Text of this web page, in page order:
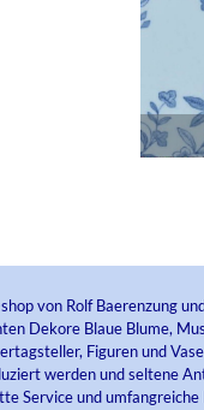
von Rolf Baerenzung
Dekore Blaue Blume,
Figuren und
werden und seltene
Service und